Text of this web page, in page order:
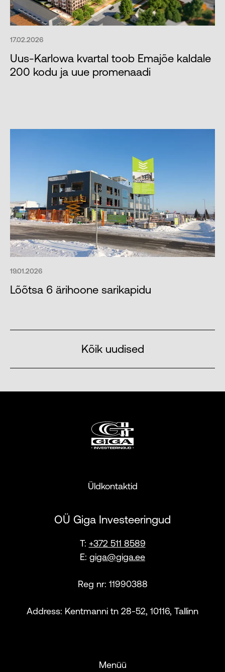
17.02.2026
Uus-Karlowa kvartal toob Emajõe kaldale
200 kodu ja uue promenaadi
19.01.2026
Lõõtsa 6 ärihoone sarikapidu
Kõik uudised
Üldkontaktid
OÜ Giga Investeeringud
T: +372 511 8589
E: giga@giga.ee
Reg nr: 11990388
Address: Kentmanni tn 28-52, 10116, Tallinn
Menüü